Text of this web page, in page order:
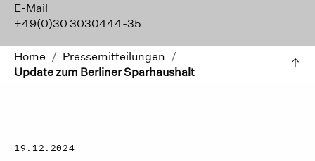
E-Mail
+49(0)30 3030444-35
Home / Pressemitteilungen /
Update zum Berliner Sparhaushalt
19.12.2024